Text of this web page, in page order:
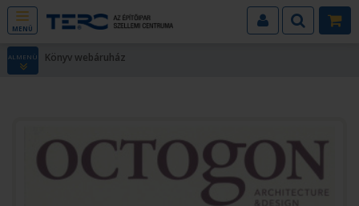
MENÜ
ALMENÜ Könyv webáruház